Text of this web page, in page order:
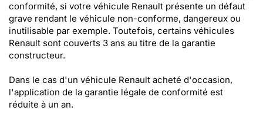
conformité, si votre véhicule Renault présente un défaut
grave rendant le véhicule non-conforme, dangereux ou
inutilisable par exemple. Toutefois, certains véhicules
Renault sont couverts 3 ans au titre de la garantie
constructeur.
Dans le cas d'un véhicule Renault acheté d'occasion,
l'application de la garantie légale de conformité est
réduite à un an.